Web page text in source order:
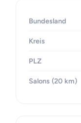
Bundesland
Kreis
PLZ
Salons (20 km)